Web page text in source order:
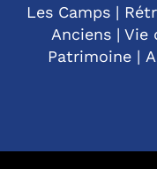
Les Camps |
Anciens| Vie
Patrimoine |